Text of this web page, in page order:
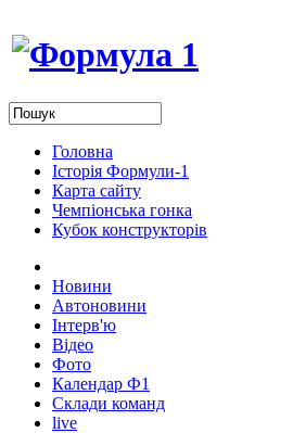
Головна
Історія Формули-1
Карта сайту
Чемпіонська гонка
Кубок конструкторів
Новини
Автоновини
Інтерв'ю
Відео
Фото
Календар Ф1
Склади команд
live